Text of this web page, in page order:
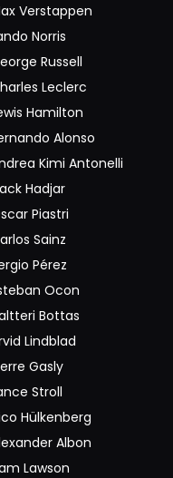
Verstappen
Norris
Russell
Leclerc
Hamilton
Alonso
Kimi Antonelli
Hadjar
Piastri
Sainz
Pérez
Ocon
Bottas
Lindblad
Gasly
Stroll
Hülkenberg
Albon
Lawson